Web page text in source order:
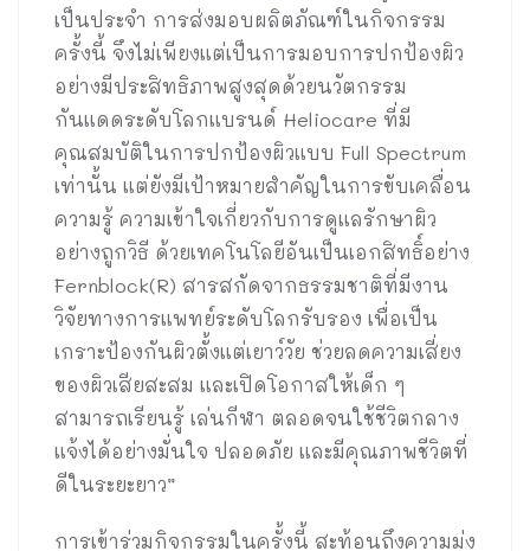
เป็นประจำ การส่งมอบผลิตภัณฑ์ในกิจกรรม
ครั้งนี้ จึงไม่เพียงแต่เป็นการมอบการปกป้องผิว
อย่างมีประสิทธิภาพสูงสุดด้วยนวัตกรรม
กันแดดระดับโลกแบรนด์ Heliocare ที่มี
คุณสมบัติในการปกป้องผิวแบบ Full Spectrum
เท่านั้น แต่ยังมีเป้าหมายสำคัญในการขับเคลื่อน
ความรู้ ความเข้าใจเกี่ยวกับการดูแลรักษาผิว
อย่างถูกวิธี ด้วยเทคโนโลยีอันเป็นเอกสิทธิ์อย่าง
Fernblock(R) สารสกัดจากธรรมชาติที่มีงาน
วิจัยทางการแพทย์ระดับโลกรับรอง เพื่อเป็น
เกราะป้องกันผิวตั้งแต่เยาว์วัย ช่วยลดความเสี่ยง
ของผิวเสียสะสม และเปิดโอกาสให้เด็ก ๆ
สามารถเรียนรู้ เล่นกีฬา ตลอดจนใช้ชีวิตกลาง
แจ้งได้อย่างมั่นใจ ปลอดภัย และมีคุณภาพชีวิตที่
ดีในระยะยาว”
การเข้าร่วมกิจกรรมในครั้งนี้ สะท้อนถึงความมุ่ง